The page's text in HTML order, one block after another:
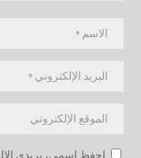
احفظ اسمي، بريدي